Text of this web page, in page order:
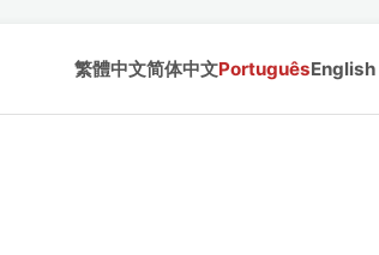
繁體中文简体中文PortuguêsEnglish